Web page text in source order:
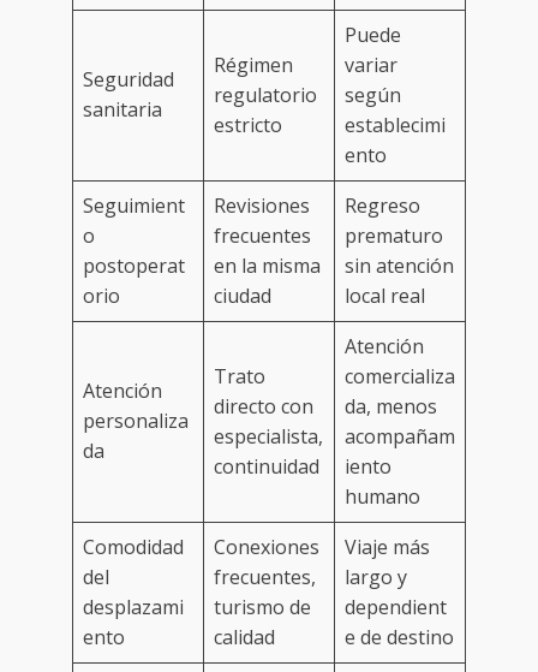
Seguridad
sanitaria
Régimen
regulatorio
estricto
Puede
variar
según
establecimi
ento
Seguimient
o
postoperat
orio
Revisiones
frecuentes
en la misma
ciudad
Regreso
prematuro
sin atención
local real
Atención
personaliza
da
Trato
directo con
especialista,
continuidad
Atención
comercializa
da, menos
acompañam
iento
humano
Comodidad
del
desplazami
ento
Conexiones
frecuentes,
turismo de
calidad
Viaje más
largo y
dependient
e de destino